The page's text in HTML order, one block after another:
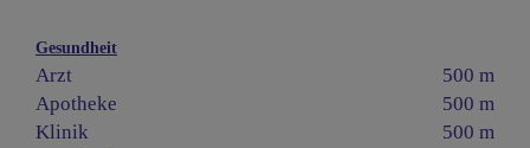
Gesundheit
Arzt
500 m
Apotheke
500 m
Klinik
500 m